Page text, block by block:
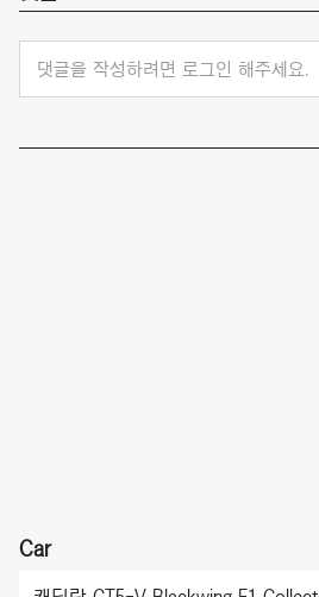
댓글을 작성하려면 로그인 해주세요.
Car